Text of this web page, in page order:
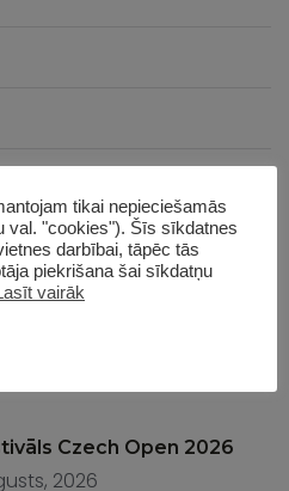
Czech Open 2026
2026
tikai nepieciešamās
val. "cookies"). Šīs sīkdatnes
darbībai, tāpēc tās
piekrišana šai sīkdatņu
vairāk